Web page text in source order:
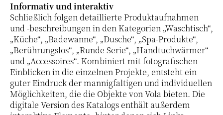
Informativ und interaktiv
Schließlich folgen detaillierte Produktaufnahmen
und -beschreibungen in den Kategorien „Waschtisch“,
„Küche“, „Badewanne“, „Dusche“, „Spa-Produkte“,
„Berührungslos“, „Runde Serie“, „Handtuchwärmer“
und „Accessoires“. Kombiniert mit fotografischen
Einblicken in die einzelnen Projekte, entsteht ein
guter Eindruck der mannigfaltigen und individuellen
Möglichkeiten, die die Objekte von Vola bieten. Die
digitale Version des Katalogs enthält außerdem